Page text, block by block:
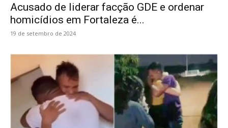
Acusado de liderar facção GDE e ordenar
homicídios em Fortaleza é...
19 de setembro de 2024